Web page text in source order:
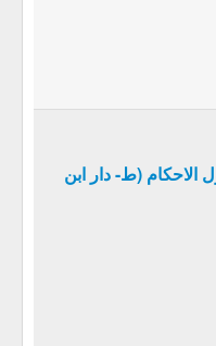
الاحكام (ط- دار ابن